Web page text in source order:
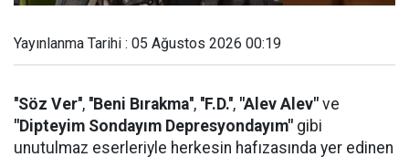
Yayınlanma Tarihi : 05 Ağustos 2026 00:19
''Söz Ver'', ''Beni Bırakma'', ''F.D.'', "Alev Alev" ve
"Dipteyim Sondayım Depresyondayım" gibi
unutulmaz eserleriyle herkesin hafızasında yer edinen